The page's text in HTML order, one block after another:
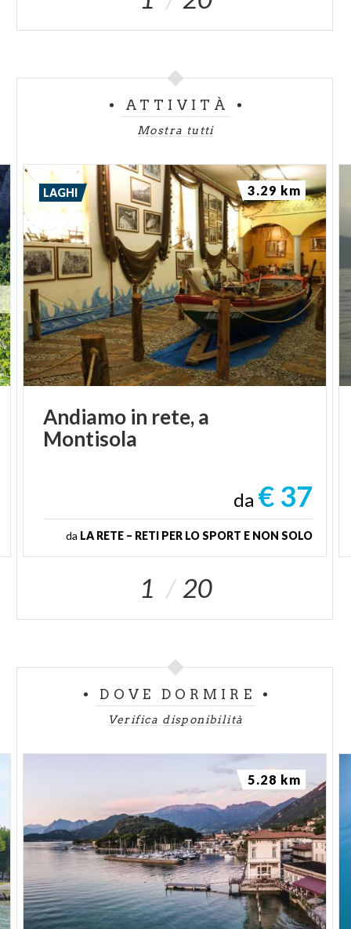
vari episodi del secolo scorso: la
l’Alluvione del 1950(firmato Vittorio Manini, 1955);
Via Crucis
santuario, realizzati nel 1948-1949, sono opera di
Giuseppe Grimani di Castro.
Thanks to: Federico Troletti
ATTIVITÀ
Mostra tutti
Andiamo in rete,a
Montisola
da € 37
da LA RETE – RETI PER LO SPORT E NON SOLO
LAGHI 3.29 km
1 20
DOVE DORMIRE
Verifica disponibilità
5.28 km